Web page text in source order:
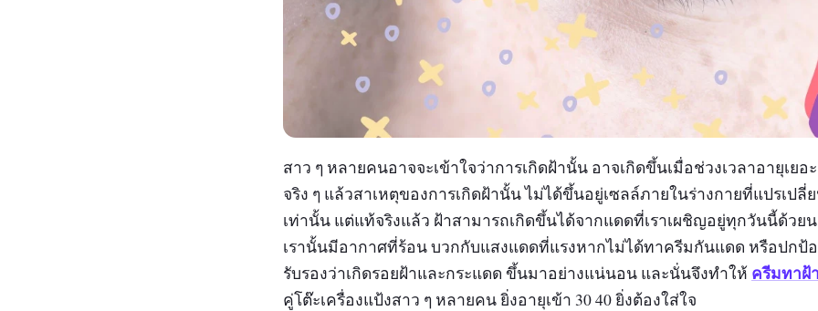
สาว ๆ หลายคนอาจจะเข้าใจว่าการเกิดฝ้านั้น อาจเกิดขึ้นเมื่อช่วงเวลาอายุเยอ
จริง ๆ แล้วสาเหตุของการเกิดฝ้านั้น ไม่ได้ขึ้นอยู่เซลล์ภายในร่างกายที่แปรเปลี่
เท่านั้น แต่แท้จริงแล้ว ฝ้าสามารถเกิดขึ้นได้จากแดดที่เราเผชิญอยู่ทุกวันนี้ด้วยน
เรานั้นมีอากาศที่ร้อน บวกกับแสงแดดที่แรงหากไม่ได้ทาครีมกันแดด หรือปกป้
รับรองว่าเกิดรอยฝ้าและกระแดด ขึ้นมาอย่างแน่นอน และนั่นจึงทำให้ ครีมทาฝ้
คู่โต๊ะเครื่องแป้งสาว ๆ หลายคน ยิ่งอายุเข้า 30 40 ยิ่งต้องใส่ใจ